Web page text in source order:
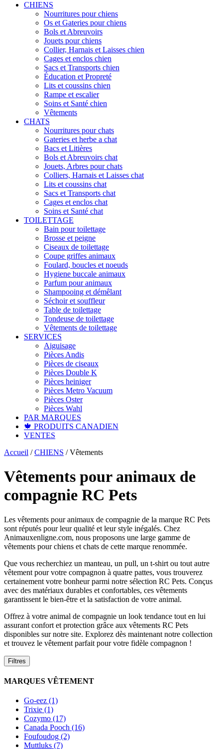
CHIENS
Nourritures pour chiens
Os et Gateries pour chiens
Bols et Abreuvoirs
Jouets pour chiens
Collier, Harnais et Laisses chien
Cages et enclos chien
Sacs et Transports chien
Éducation et Propreté
Lits et coussins chien
Rampe et escalier
Soins et Santé chien
Vêtements
CHATS
Nourritures pour chats
Gateries et herbe a chat
Bacs et Litières
Bols et Abreuvoirs chat
Jouets, Arbres pour chats
Colliers, Harnais et Laisses chat
Lits et coussins chat
Sacs et Transports chat
Cages et enclos chat
Soins et Santé chat
TOILETTAGE
Bain pour toilettage
Brosse et peigne
Ciseaux de toilettage
Coupe griffes animaux
Foulard, boucles et noeuds
Hygiene buccale animaux
Parfum pour animaux
Shampooing et démêlant
Séchoir et souffleur
Table de toilettage
Tondeuse de toilettage
Vêtements de toilettage
SERVICES
Aiguisage
Pièces Andis
Pièces de ciseaux
Pièces Double K
Pièces heiniger
Pièces Metro Vacuum
Pièces Oster
Pièces Wahl
PAR MARQUES
🍁 PRODUITS CANADIEN
VENTES
Accueil /CHIENS /Vêtements
Vêtements pour animaux de
compagnie RC Pets
Les vêtements pour animaux de compagnie de la marque RC Pets
sont réputés pour leur qualité et leur style inégalés. Chez
Animauxenligne.com, nous proposons une large gamme de
vêtements pour chiens et chats de cette marque renommée.
Que vous recherchiez un manteau, un pull, un t-shirt ou tout autre
vêtement pour votre compagnon à quatre pattes, vous trouverez
certainement votre bonheur parmi notre sélection RC Pets. Conçus
avec des matériaux durables et confortables, ces vêtements
garantissent le bien-être et la satisfaction de votre animal.
Offrez à votre animal de compagnie un look tendance tout en lui
assurant confort et protection grâce aux vêtements RC Pets
disponibles sur notre site. Explorez dès maintenant notre collection
et trouvez le vêtement parfait pour votre fidèle compagnon !
Filtres
MARQUES VÊTEMENT
Go-eez (1)
Trixie (1)
Cozymo (17)
Canada Pooch (16)
Foufoudog (2)
Muttluks (7)